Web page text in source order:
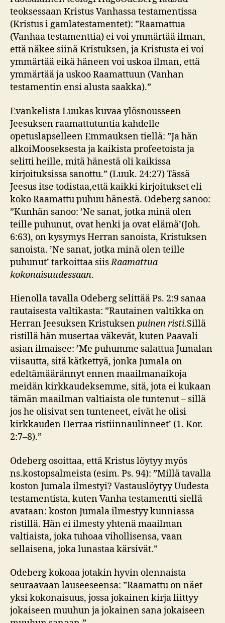
teoksessaan Kristus Vanhassa testamentissa
(Kristus i gamlatestamentet): ”Raamattua
(Vanhaa testamenttia) ei voi ymmärtää ilman,
että näkee siinä Kristuksen, ja Kristusta ei voi
ymmärtää eikä häneen voi uskoa ilman, että
ymmärtää ja uskoo Raamattuun (Vanhan
testamentin ensi alusta saakka).”
Evankelista Luukas kuvaa ylösnousseen
Jeesuksen raamattutuntia kahdelle
opetuslapselleen Emmauksen tiellä: ”Ja hän
alkoiMooseksesta ja kaikista profeetoista ja
selitti heille, mitä hänestä oli kaikissa
kirjoituksissa sanottu.” (Luuk. 24:27) Tässä
Jeesus itse todistaa,että kaikki kirjoitukset eli
koko Raamattu puhuu hänestä. Odeberg sanoo:
”Kunhän sanoo: ’Ne sanat, jotka minä olen
teille puhunut, ovat henki ja ovat elämä’(Joh.
6:63), on kysymys Herran sanoista, Kristuksen
sanoista. ’Ne sanat, jotka minä olen teille
puhunut’ tarkoittaa siisRaamattua
kokonaisuudessaan.
Hienolla tavalla Odeberg selittää Ps. 2:9 sanaa
rautaisesta valtikasta: ”Rautainen valtikka on
Herran Jeesuksen Kristuksenpuinen risti.Sillä
ristillä hän musertaa väkevät, kuten Paavali
asian ilmaisee: ’Me puhumme salattua Jumalan
viisautta, sitä kätkettyä, jonka Jumala on
edeltämäärännyt ennen maailmanaikoja
meidän kirkkaudeksemme, sitä, jota ei kukaan
tämän maailman valtiaista ole tuntenut – sillä
jos he olisivat sen tunteneet, eivät he olisi
kirkkauden Herraa ristiinnaulinneet’ (1. Kor.
2:7–8).”
Odeberg osoittaa, että Kristus löytyy myös
ns.kostopsalmeista (esim. Ps. 94): ”Millä tavalla
koston Jumala ilmestyi? Vastauslöytyy Uudesta
testamentista, kuten Vanha testamentti siellä
avataan: koston Jumala ilmestyy kunniassa
ristillä. Hän ei ilmesty yhtenä maailman
valtiaista, joka tuhoaa vihollisensa, vaan
sellaisena, joka lunastaa kärsivät.”
Odeberg kokoaa jotakin hyvin olennaista
seuraavaan lauseeseensa: ”Raamattu on näet
yksi kokonaisuus, jossa jokainen kirja liittyy
jokaiseen muuhun ja jokainen sana jokaiseen